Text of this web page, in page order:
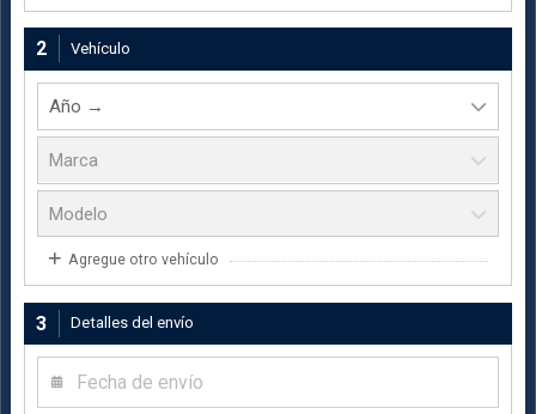
2 Vehículo
Agregue otro vehículo
3 Detalles del envío